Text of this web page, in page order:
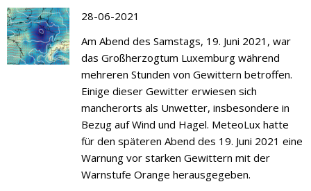
28-06-2021
Am Abend des Samstags, 19. Juni 2021, war
das Großherzogtum Luxemburg während
mehreren Stunden von Gewittern betroffen.
Einige dieser Gewitter erwiesen sich
mancherorts als Unwetter, insbesondere in
Bezug auf Wind und Hagel. MeteoLux hatte
für den späteren Abend des 19. Juni 2021 eine
Warnung vor starken Gewittern mit der
Warnstufe Orange herausgegeben.